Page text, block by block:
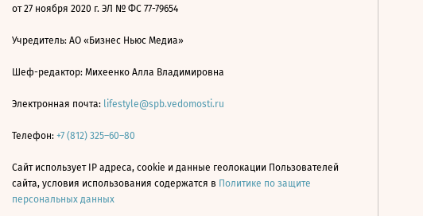
от 27 ноября 2020 г. ЭЛ № ФС 77-79654
Учредитель: АО «Бизнес Ньюс Медиа»
Шеф-редактор: Михеенко Алла Владимировна
Электронная почта: lifestyle@spb.vedomosti.ru
Телефон: +7 (812) 325–60–80
Сайт использует IP адреса, cookie и данные геолокации Пользователей
сайта, условия использования содержатся в Политике по защите
персональных данных